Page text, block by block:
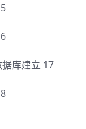
库建立 17